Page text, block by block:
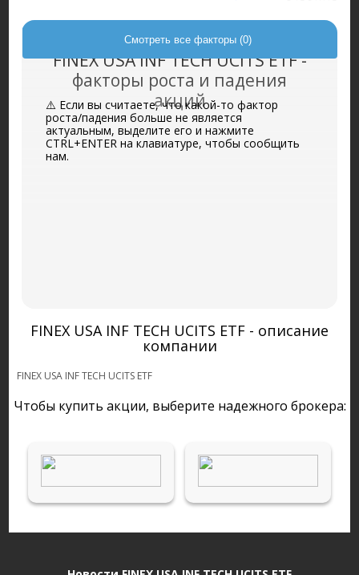
FINEX USA INF TECH UCITS ETF -
факторы роста и падения
акций
Смотреть все факторы (0)
⚠️ Если вы считаете, что какой-то фактор
роста/падения больше не является
актуальным, выделите его и нажмите
CTRL+ENTER на клавиатуре, чтобы сообщить
нам.
FINEX USA INF TECH UCITS ETF - описание
компании
FINEX USA INF TECH UCITS ETF
Чтобы купить акции, выберите надежного брокера: